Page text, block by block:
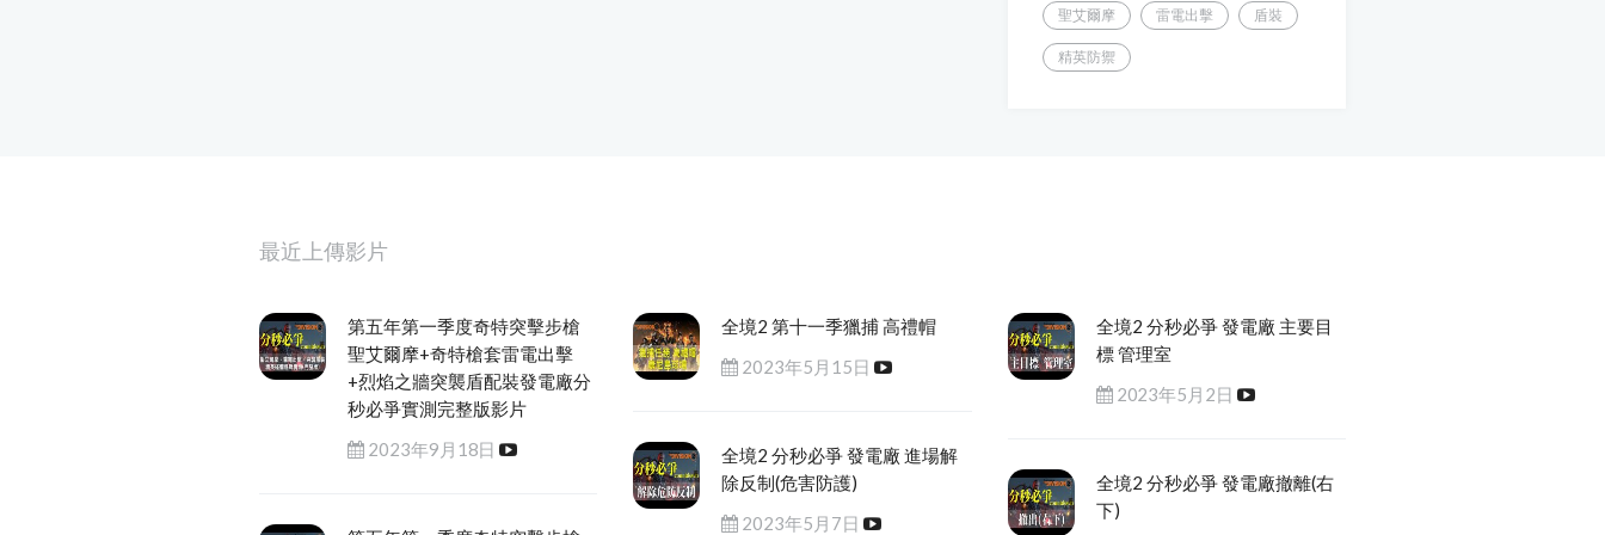
聖艾爾摩 雷電出擊 盾裝
精英防禦
最近上傳影片
第五年第一季度奇特突擊步槍
聖艾爾摩+奇特槍套雷電出擊
+烈焰之牆突襲盾配裝發電廠分
秒必爭實測完整版影片
2023年9月18日
全境2 第十一季獵捕 高禮帽
2023年5月15日
全境2 分秒必爭 發電廠 進場解
除反制(危害防護)
2023年5月7日
全境2 分秒必爭 發電廠 主要目
標 管理室
2023年5月2日
全境2 分秒必爭 發電廠撤離(右
下)